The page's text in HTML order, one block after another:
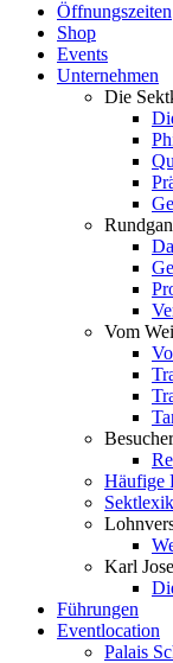
Öffnungszeiten
Shop
Events
Unternehmen
Die
Vom
Häufige
Karl
Führungen
Eventlocation
Palais